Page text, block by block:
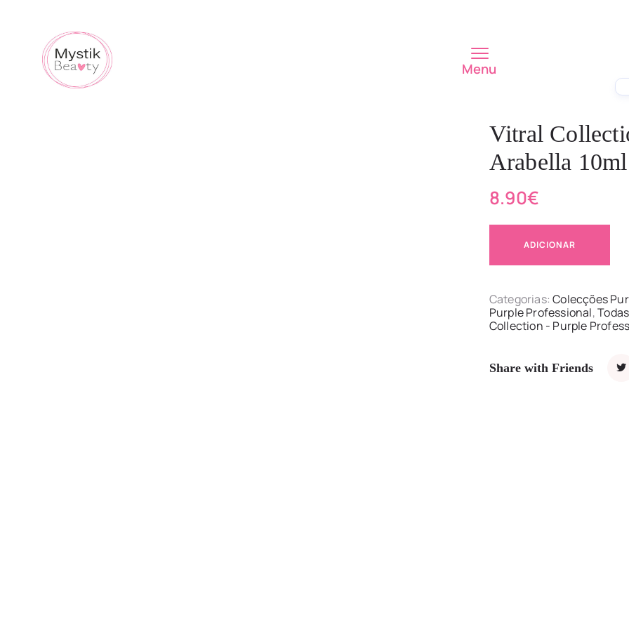
Menu
Vitral
Arabella 10ml
8.90€
ADICIONAR
Categorias:Colecções
Purple Professional,
Collection - Purple
Share with Friends